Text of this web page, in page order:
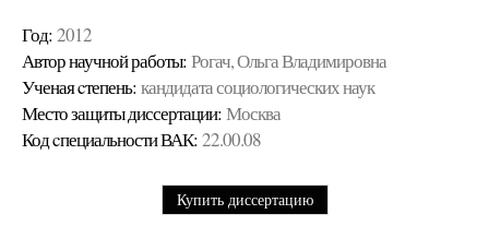
Год: 2012
Автор научной работы: Рогач, Ольга Владимировна
Ученая cтепень: кандидата социологических наук
Место защиты диссертации: Москва
Код cпециальности ВАК: 22.00.08
Купить диссертацию